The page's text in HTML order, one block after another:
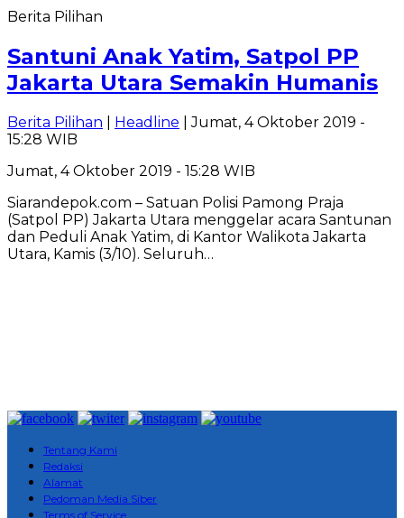
Berita Pilihan
Santuni Anak Yatim, Satpol PP
Jakarta Utara Semakin Humanis
Berita Pilihan Headline | Jumat, 4 Oktober 2019 -
15:28 WIB
Jumat, 4 Oktober 2019 - 15:28 WIB
Siarandepok.com – Satuan Polisi Pamong Praja
(Satpol PP) Jakarta Utara menggelar acara Santunan
dan Peduli Anak Yatim, di Kantor Walikota Jakarta
Utara, Kamis (3/10). Seluruh…
Tentang Kami
Redaksi
Alamat
Pedoman Media Siber
Terms of Service